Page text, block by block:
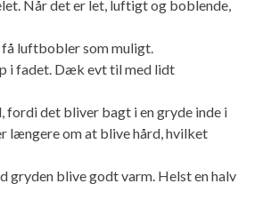
Når det er let, luftigt og boblende,
luftbobler som muligt.
i fadet. Dæk evt til med lidt
fordi det bliver bagt i en gryde inde i
længere om at blive hård, hvilket
gryden blive godt varm. Helst en halv